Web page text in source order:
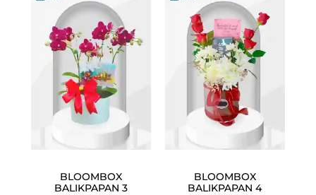
BLOOMBOX
BALIKPAPAN 3
BLOOMBOX
BALIKPAPAN 4